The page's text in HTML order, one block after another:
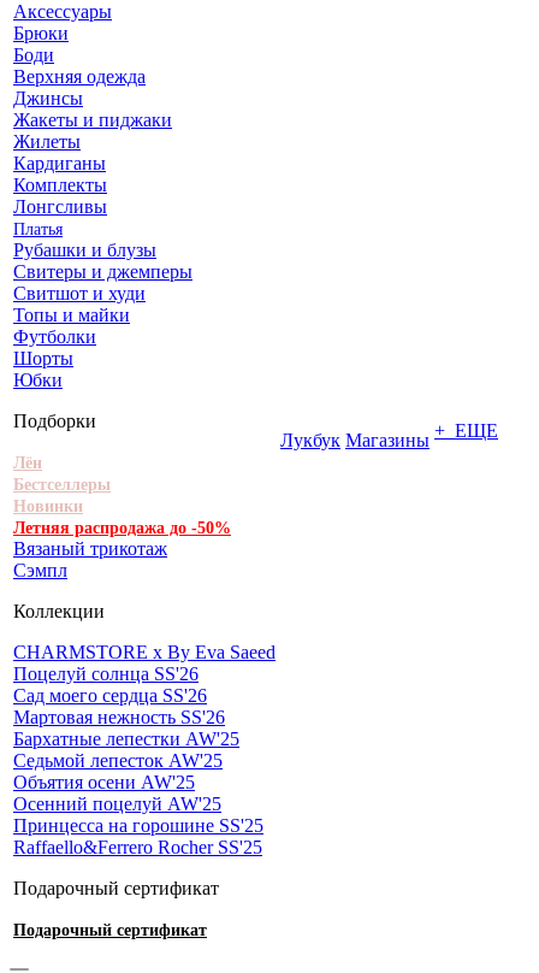
Аксессуары
Брюки
Боди
Верхняя одежда
Джинсы
Жакеты и пиджаки
Жилеты
Кардиганы
Комплекты
Лонгсливы
Платья
Рубашки и блузы
Свитеры и джемперы
Свитшот и худи
Топы и майки
Футболки
Шорты
Юбки
Подборки
Лён
Бестселлеры
Новинки
Летняя распродажа до -50%
Вязаный трикотаж
Сэмпл
Коллекции
CHARMSTORE х By Eva Saeed
Поцелуй солнца SS'26
Сад моего сердца SS'26
Мартовая нежность SS'26
Бархатные лепестки AW'25
Седьмой лепесток AW'25
Объятия осени AW'25
Осенний поцелуй AW'25
Принцесса на горошине SS'25
Raffaello&Ferrero Rocher SS'25
Подарочный сертификат
Подарочный сертификат
Лукбук Магазины + ЕЩЕ